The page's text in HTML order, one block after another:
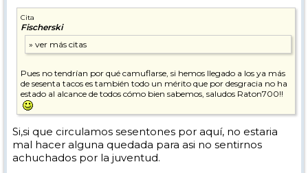
Cita
Fischerski
Pues no tendrían por qué camuflarse, si hemos llegado a los ya más
de sesenta tacos es también todo un mérito que por desgracia no ha
estado al alcance de todos cómo bien sabemos, saludos Raton700!!
Si,si que circulamos sesentones por aquí, no estaria
mal hacer alguna quedada para asi no sentirnos
achuchados por la juventud.